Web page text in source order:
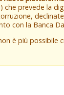
prevede la
con la Banca
è più possibile